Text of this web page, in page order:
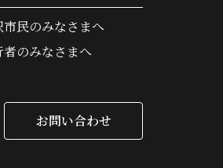
市民のみなさまへ
者のみなさまへ
お問い合わせ